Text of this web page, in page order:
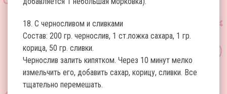
18. С черносливом и сливками
Состав: 200 гр. чернослив, 1 ст.ложка сахара, 1 гр.
корица, 50 гр. сливки.
Чернослив залить кипятком. Через 10 минут мелко
измельчить его, добавить сахар, корицу, сливки. Все
тщательно перемешать.